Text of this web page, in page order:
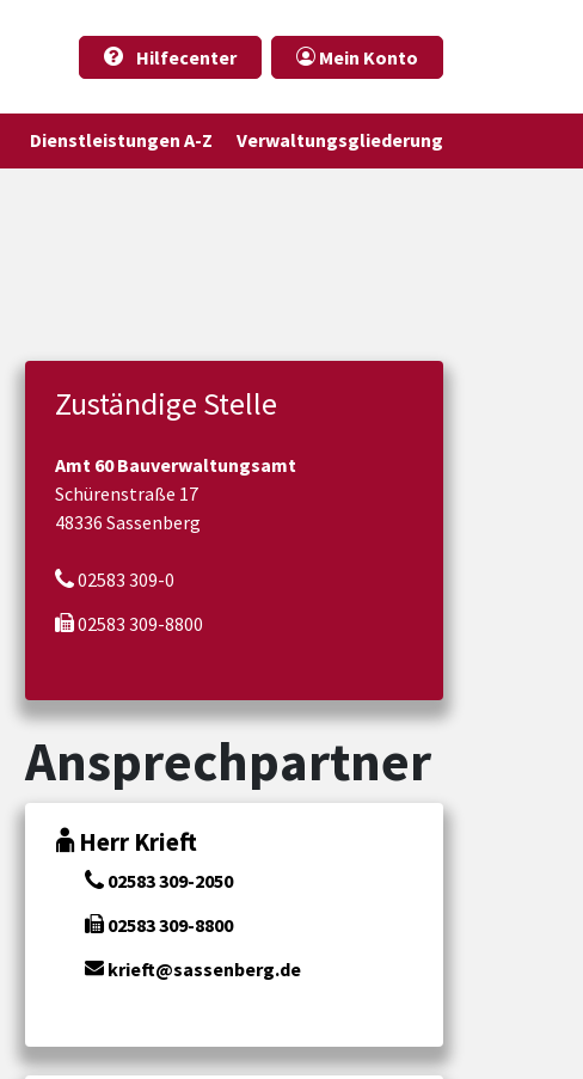
Hilfecenter
Mein Konto
Dienstleistungen A-Z Verwaltungsgliederung
Zuständige Stelle
Amt 60 Bauverwaltungsamt
Schürenstraße 17
48336 Sassenberg
02583 309-0
02583 309-8800
Ansprechpartner
Herr Krieft
02583 309-2050
02583 309-8800
krieft@sassenberg.de